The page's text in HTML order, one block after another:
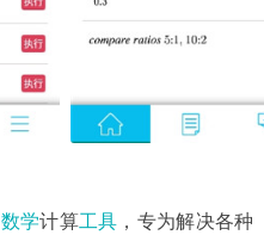
数学计算工具 ，专为解决各种